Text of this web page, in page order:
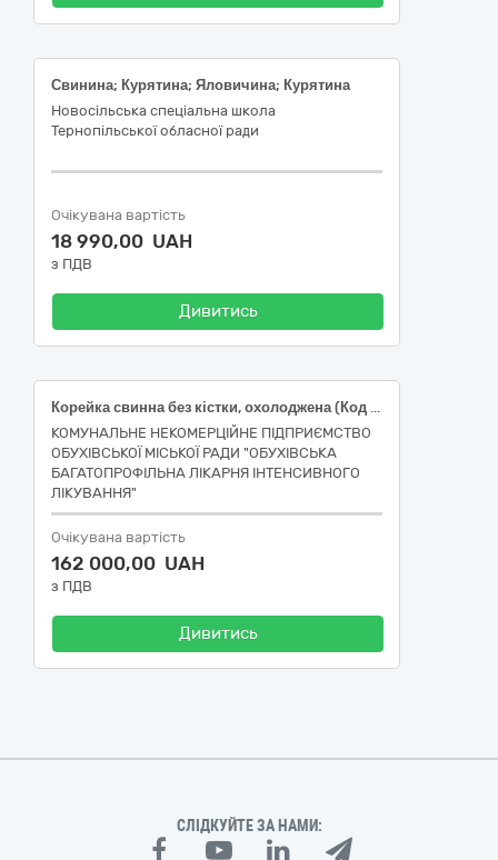
Свинина; Курятина; Яловичина; Курятина
Новосільська спеціальна школа
Тернопільської обласної ради
Очікувана вартість
18 990,00 UAH
з ПДВ
Дивитись
Корейка свинна без кістки, охолоджена (Код ДК 021:2015 15110000-2 М'ясо) (Корейка свинна без кістки, охолоджена: ДК 15113000-3 Свинина)
КОМУНАЛЬНЕ НЕКОМЕРЦІЙНЕ ПІДПРИЄМСТВО
ОБУХІВСЬКОЇ МІСЬКОЇ РАДИ "ОБУХІВСЬКА
БАГАТОПРОФІЛЬНА ЛІКАРНЯ ІНТЕНСИВНОГО
ЛІКУВАННЯ"
Очікувана вартість
162 000,00 UAH
з ПДВ
Дивитись
СЛІДКУЙТЕ ЗА НАМИ: